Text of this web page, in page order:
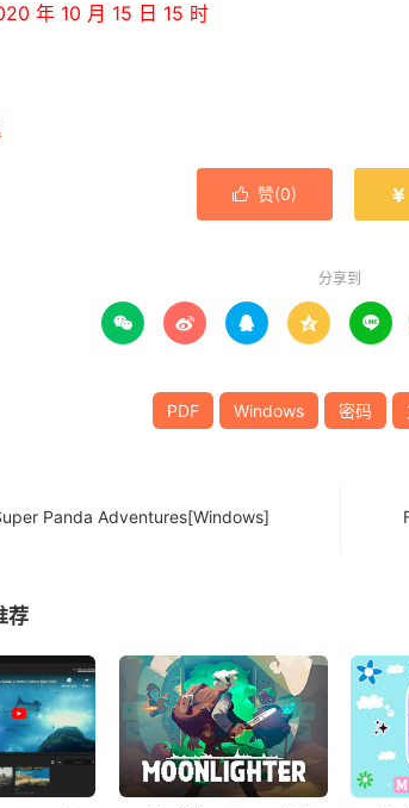
年 10 月 15 日 15 时
 赞(0) 
分享到
    
PDF Windows 密码
Panda Adventures[Windows]
荐